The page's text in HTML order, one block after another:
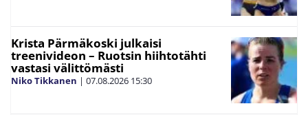
Krista Pärmäkoski julkaisi
treenivideon – Ruotsin hiihtotähti
vastasi välittömästi
Niko Tikkanen | 07.08.2026 15:30